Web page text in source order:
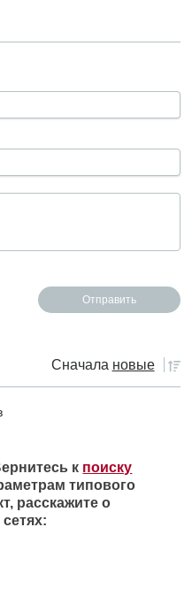
Сначала новые
к поиску
типового
расскажите о